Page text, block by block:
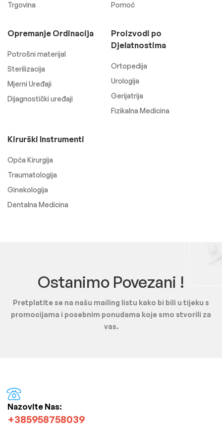
Trgovina
Pomoć
Opremanje Ordinacija
Potrošni materijal
Sterilizacija
Mjerni Uređaji
Dijagnostički uređaji
Proizvodi po
Djelatnostima
Ortopedija
Urologija
Gerijatrija
Fizikalna Medicina
Kirurški Instrumenti
Opća Kirurgija
Traumatologija
Ginekologija
Dentalna Medicina
Ostanimo Povezani !
Pretplatite se na našu mailing listu kako bi bili u tijeku s
promocijama i posebnim ponudama koje smo stvorili za
vas.
Nazovite Nas:
+385958758039